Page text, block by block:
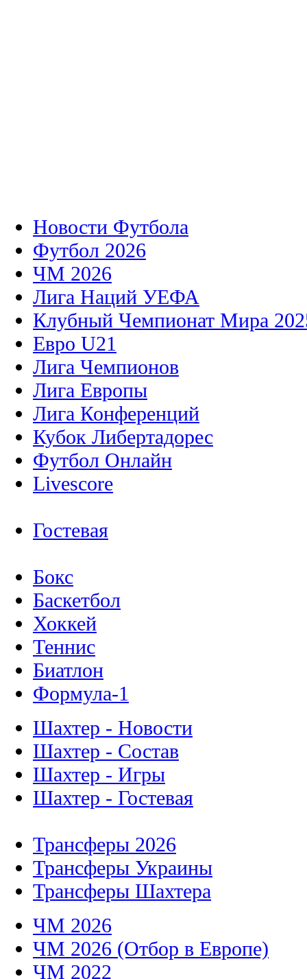
Новости Футбола
Футбол 2026
ЧМ 2026
Лига Наций УЕФА
Клубный Чемпионат Мира
Евро U21
Лига Чемпионов
Лига Европы
Лига Конференций
Кубок Либертадорес
Футбол Онлайн
Livescore
Гостевая
Бокс
Баскетбол
Хоккей
Теннис
Биатлон
Формула-1
Шахтер - Новости
Шахтер - Состав
Шахтер - Игры
Шахтер - Гостевая
Трансферы 2026
Трансферы Украины
Трансферы Шахтера
ЧМ 2026
ЧМ 2026 (Отбор в Европе)
ЧМ 2022